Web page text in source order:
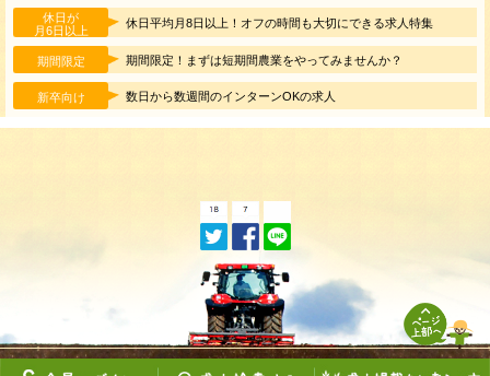
休日が
月6日以上
休日平均月8日以上！オフの時間も大切にできる求人特集
期間限定 期間限定！まずは短期間農業をやってみませんか？
新卒向け 数日から数週間のインターンOKの求人